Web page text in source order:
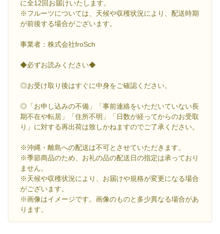
に全12回お届けいたします。
※フルーツについては、天候や収穫状況により、配送時期
が前後する場合がございます。
事業者：株式会社froSch
◆必ずお読みください◆
◎お受け取り後はすぐに中身をご確認ください。
◎「お申し込みの不備」「事前連絡をいただいていない長
期不在や転居」「住所不明」「日数が経ってからのお受取
り」に対する再出荷は致しかねますのでご了承ください。
※沖縄・離島への配送は不可とさせていただきます。
※季節商品のため、お礼の品の配送日の指定は承っており
ません。
※天候や収穫状況により、お届けや規格が変更になる場合
がございます。
※画像はイメージです。画像のものと多少異なる場合があ
ります。